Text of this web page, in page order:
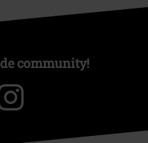
community!